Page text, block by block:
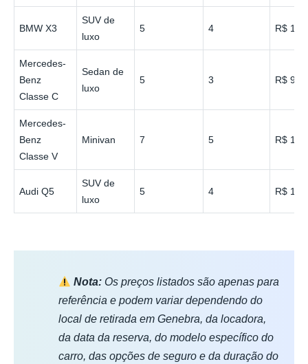
BMW X3
SUV de
luxo
5 4 R$ 100
Mercedes-
Benz
Classe C
Sedan de
luxo
5 3 R$ 90
Mercedes-
Benz
Classe V
Minivan 7 5 R$ 130
Audi Q5
SUV de
luxo
5 4 R$ 105
Nota: Os preços listados são apenas para
referência e podem variar dependendo do
local de retirada em Genebra, da locadora,
da data da reserva, do modelo específico do
carro, das opções de seguro e da duração do